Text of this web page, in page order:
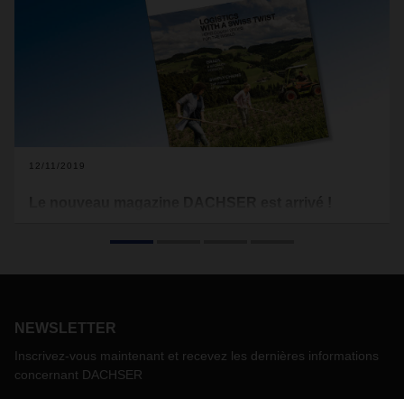
12/11/2019
NEWSLETTER
Inscrivez-vous maintenant et recevez les dernières informations
concernant DACHSER